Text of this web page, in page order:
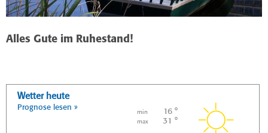
Alles Gute im Ruhestand!
Wetter heute
Prognose lesen »
min 16 °
max 31 °